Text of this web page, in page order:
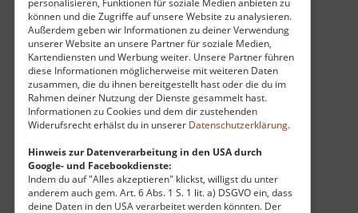
können und die Zugriffe auf unsere Website zu analysieren.
Außerdem geben wir Informationen zu deiner Verwendung
unserer Website an unsere Partner für soziale Medien,
Kartendiensten und Werbung weiter. Unsere Partner führen
diese Informationen möglicherweise mit weiteren Daten
zusammen, die du ihnen bereitgestellt hast oder die du im
Rahmen deiner Nutzung der Dienste gesammelt hast.
Informationen zu Cookies und dem dir zustehenden
Widerufsrecht erhälst du in unserer Datenschutzerklärung.
Hinweis zur Datenverarbeitung in den USA durch
Google- und Facebookdienste:
Indem du auf "Alles akzeptieren" klickst, willigst du unter
anderem auch gem. Art. 6 Abs. 1 S. 1 lit. a) DSGVO ein, dass
deine Daten in den USA verarbeitet werden könnten. Der
weiterlesenüber
Adlerstein
Affenstein
Mittleres Erzgebirge
aktuell vom 23.07.2024 / Zugriffe: 51322
14 km vom aktuellen Standort